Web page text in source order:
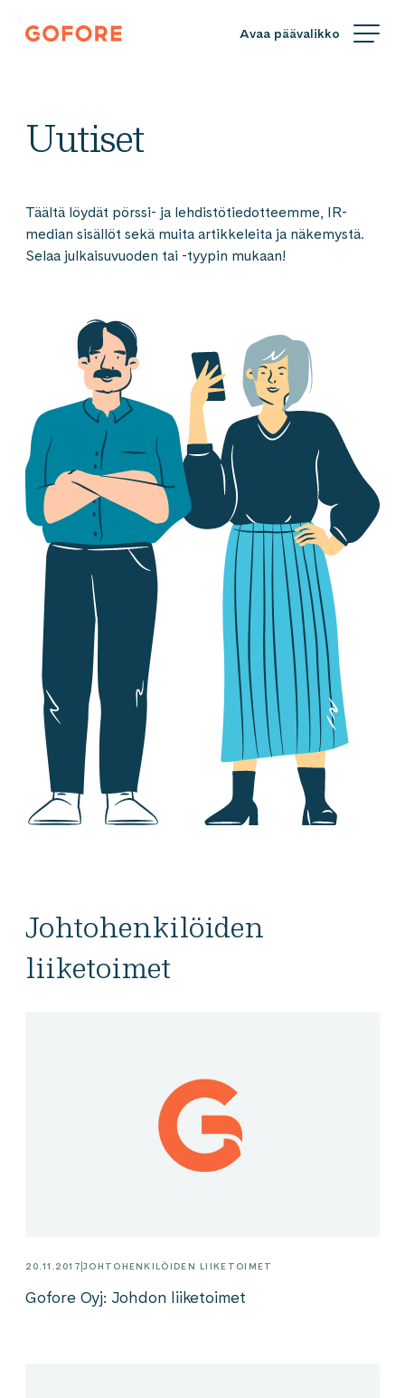
Siirry
suoraan
Gofore
Uutiset
Täältä löydät pörssi- ja lehdistötiedotteemme, IR-
median sisällöt sekä muita artikkeleita ja näkemystä.
Selaa julkaisuvuoden tai -tyypin mukaan!
Johtohenkilöiden
liiketoimet
20.11.2017 JOHTOHENKILÖIDEN LIIKETOIMET
Gofore Oyj: Johdon liiketoimet